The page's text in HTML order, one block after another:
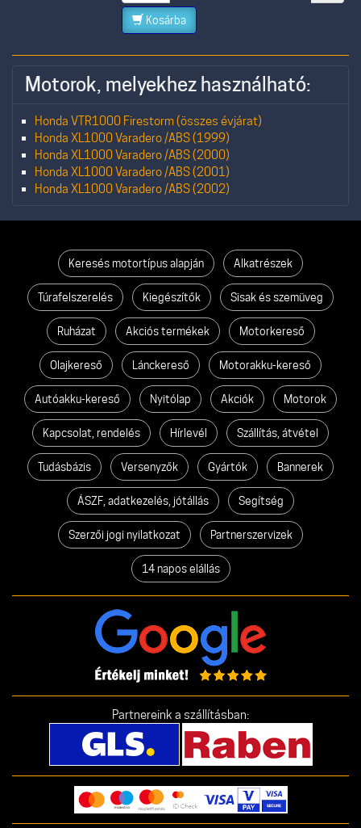
Kosárba
Motorok, melyekhez használható:
Honda VTR1000 Firestorm (összes évjárat)
Honda XL1000 Varadero /ABS (1999)
Honda XL1000 Varadero /ABS (2000)
Honda XL1000 Varadero /ABS (2001)
Honda XL1000 Varadero /ABS (2002)
Keresés motortípus alapján Alkatrészek
Túrafelszerelés Kiegészítők Sisak és szemüveg
Ruházat Akciós termékek Motorkereső
Olajkereső Lánckereső Motorakku-kereső
Autóakku-kereső Nyitólap Akciók Motorok
Kapcsolat, rendelés Hírlevél Szállítás, átvétel
Tudásbázis Versenyzők Gyártók Bannerek
ÁSZF, adatkezelés, jótállás Segítség
Szerzői jogi nyilatkozat Partnerszervizek
14 napos elállás
Partnereink a szállításban: